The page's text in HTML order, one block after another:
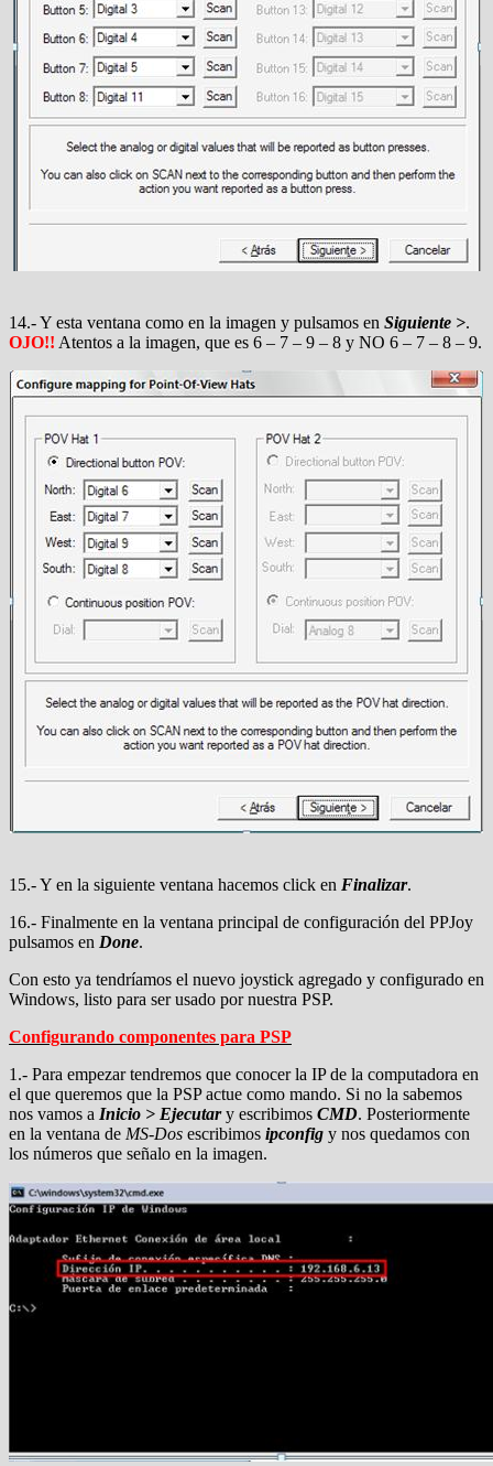
14.- Y esta ventana como en la imagen y pulsamos en Siguiente >.
OJO!! Atentos a la imagen, que es 6 – 7 – 9 – 8 y NO 6 – 7 – 8 – 9.
15.- Y en la siguiente ventana hacemos click en Finalizar.
16.- Finalmente en la ventana principal de configuración del PPJoy
pulsamos en Done.
Con esto ya tendríamos el nuevo joystick agregado y configurado en
Windows, listo para ser usado por nuestra PSP.
Configurando componentes para PSP
1.- Para empezar tendremos que conocer la IP de la computadora en
el que queremos que la PSP actue como mando. Si no la sabemos
nos vamos a Inicio > Ejecutary escribimos CMD. Posteriormente
en la ventana de MS-Dos escribimos ipconfig y nos quedamos con
los números que señalo en la imagen.